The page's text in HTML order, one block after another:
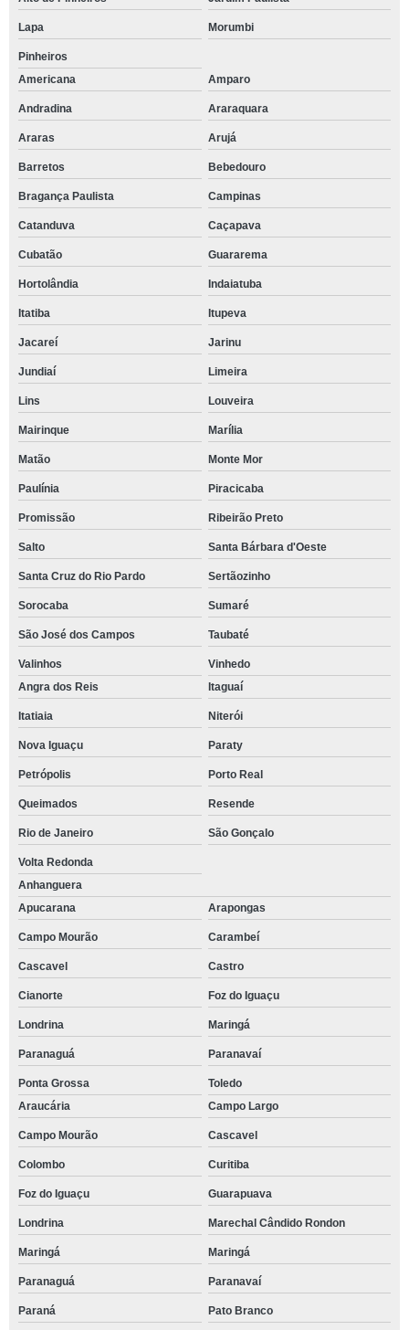
Lapa Morumbi
Pinheiros
Americana
Amparo
Andradina Araraquara
Araras Arujá
Barretos Bebedouro
Bragança Paulista Campinas
Catanduva Caçapava
Cubatão Guararema
Hortolândia Indaiatuba
Itatiba Itupeva
Jacareí Jarinu
Jundiaí Limeira
Lins Louveira
Mairinque Marília
Matão Monte Mor
Paulínia Piracicaba
Promissão Ribeirão Preto
Salto Santa Bárbara d'Oeste
Santa Cruz do Rio Pardo Sertãozinho
Sorocaba Sumaré
São José dos Campos Taubaté
Valinhos
Vinhedo
Angra dos Reis
Itaguaí
Itatiaia Niterói
Nova Iguaçu Paraty
Petrópolis Porto Real
Queimados Resende
Rio de Janeiro São Gonçalo
Volta Redonda
Anhanguera
Apucarana
Arapongas
Campo Mourão Carambeí
Cascavel Castro
Cianorte Foz do Iguaçu
Londrina Maringá
Paranaguá Paranavaí
Ponta Grossa
Toledo
Araucária
Campo Largo
Campo Mourão Cascavel
Colombo Curitiba
Foz do Iguaçu Guarapuava
Londrina Marechal Cândido Rondon
Maringá Maringá
Paranaguá Paranavaí
Paraná Pato Branco